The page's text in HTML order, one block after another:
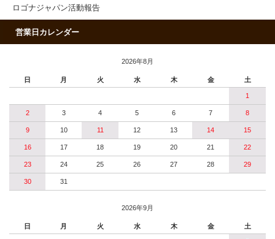
ロゴナジャパン活動報告
営業日カレンダー
2026年8月
日 月 火 水 木 金 土
1
2 3 4 5 6 7 8
9 10 11 12 13 14 15
16 17 18 19 20 21 22
23 24 25 26 27 28 29
30 31
2026年9月
日 月 火 水 木 金 土